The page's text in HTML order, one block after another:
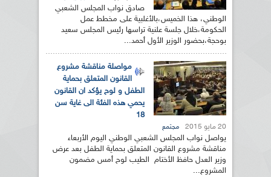
صادق نواب المجلس الشعبي
الوطني، هذا الخميس،بالأغلبية على مخطط عمل
الحكومة،خلال جلسة علنية تراسها رئيس المجلس سعيد
بوحجة،بحضور الوزير الأول أحمد...
مواصلة مناقشة مشروع
القانون المتعلق بحماية
الطفل و لوح يؤكد ان القانون
يحمي هذه الفئة الى غاية سن
18
20 مايو 2015 مجتمع
يواصل نواب المجلس الشعبي الوطني اليوم الأربعاء
مناقشة مشروع القانون المتعلق بحماية الطفل بعد عرض
وزير العدل حافظ الأختام الطيب لوح أمس مضمون
المشروع...